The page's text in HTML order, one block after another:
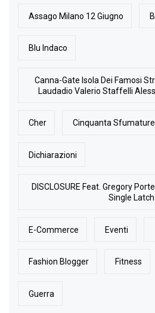
Assago Milano 12 Giugno
Blu Indaco
Canna-Gate Isola Dei Famosi
Laudadio Valerio Staffelli
Cher Cinquanta Sfumature
Dichiarazioni
DISCLOSURE Feat. Gregory
Single Latch
E-Commerce Eventi
Fashion Blogger Fitness
Guerra